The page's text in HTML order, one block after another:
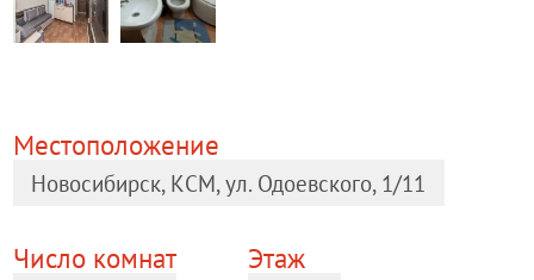
Местоположение
Новосибирск, КСМ, ул. Одоевского, 1/11
Число комнат Этаж